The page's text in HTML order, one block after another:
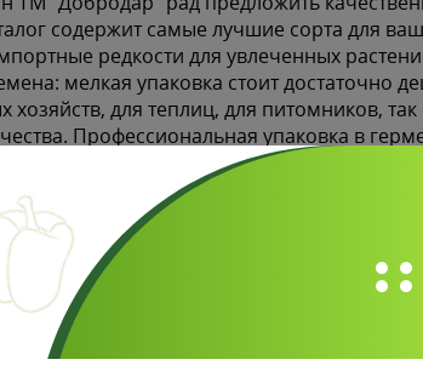
содержит самые лучшие сорта для
редкости для увлеченных
мелкая упаковка стоит достаточно
хозяйств, для теплиц, для питомников,
Профессиональная упаковка в
температуры и влаги.
Как заказать семена
как выписать семена по почте с
оформите без труда ваш заказ.
вы получите в кратчайшие сроки.